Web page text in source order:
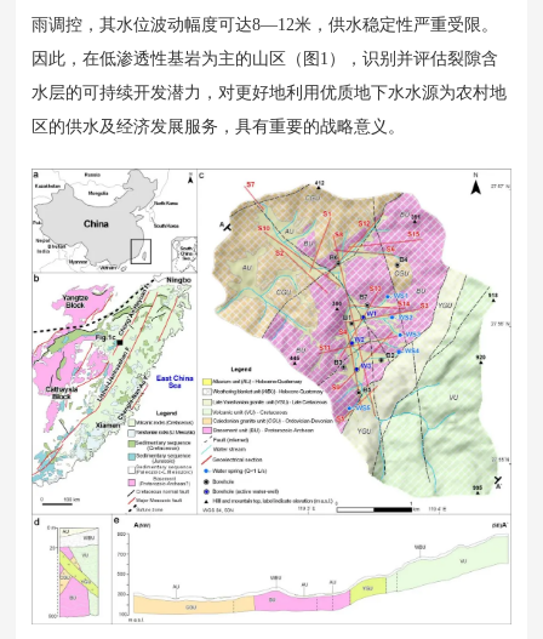
雨调控，其水位波动幅度可达8—12米，供水稳定性严重受限。
因此，在低渗透性基岩为主的山区（图1），识别并评估裂隙含
水层的可持续开发潜力，对更好地利用优质地下水水源为农村地
区的供水及经济发展服务，具有重要的战略意义。